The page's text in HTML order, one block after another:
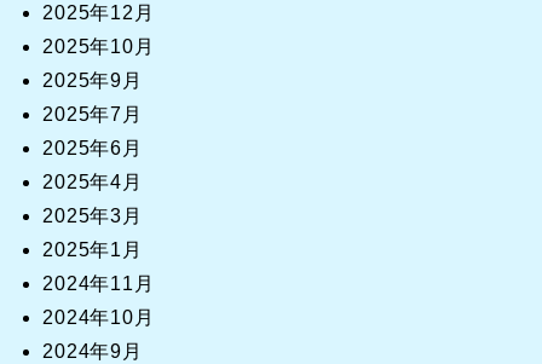
2025年12月
2025年10月
2025年9月
2025年7月
2025年6月
2025年4月
2025年3月
2025年1月
2024年11月
2024年10月
2024年9月